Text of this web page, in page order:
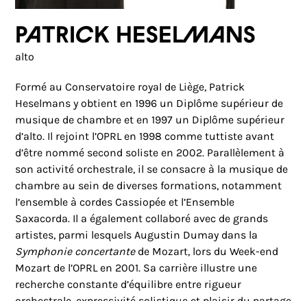
Patrick Heselmans
alto
Formé au Conservatoire royal de Liège, Patrick
Heselmans y obtient en 1996 un Diplôme supérieur de
musique de chambre et en 1997 un Diplôme supérieur
d’alto. Il rejoint l’OPRL en 1998 comme tuttiste avant
d’être nommé second soliste en 2002. Parallèlement à
son activité orchestrale, il se consacre à la musique de
chambre au sein de diverses formations, notamment
l’ensemble à cordes Cassiopée et l’Ensemble
Saxacorda. Il a également collaboré avec de grands
artistes, parmi lesquels Augustin Dumay dans la
Symphonie concertantede Mozart, lors du Week-end
Mozart de l’OPRL en 2001. Sa carrière illustre une
recherche constante d’équilibre entre rigueur